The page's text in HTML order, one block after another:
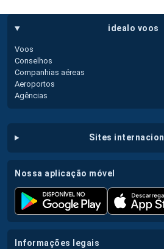
idealo voos
Voos
Conselhos
Companhias aéreas
Aeroportos
Agências
sites
nossa aplicação móvel
informações legais